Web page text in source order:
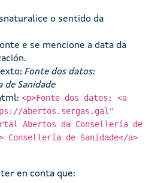
o sentido da
e se mencione a data da
Fonte dos datos:
de Sanidade
<p>Fonte dos datos: <a
abertos.sergas.gal"
Abertos da Consellería de
Consellería de Sanidade</a>
en conta que: